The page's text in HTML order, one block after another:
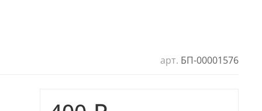
арт. БП-00001576